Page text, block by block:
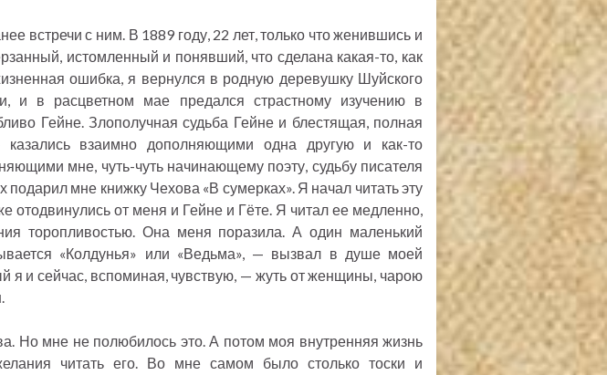
встречи с ним. В 1889 году, 22 лет, только что женившись и
истомленный и понявший, что сделана какая-то, как
ошибка, я вернулся в родную деревушку Шуйского
и в расцветном мае предался страстному изучению в
Гейне. Злополучная судьба Гейне и блестящая, полная
казались взаимно дополняющими одна другую и как-то
мне, чуть-чуть начинающему поэту, судьбу писателя
подарил мне книжку Чехова «В сумерках». Я начал читать эту
отодвинулись от меня и Гейне и Гёте. Я читал ее медленно,
торопливостью. Она меня поразила. А один маленький
«Колдунья» или «Ведьма», — вызвал в душе моей
я и сейчас, вспоминая, чувствую, — жуть от женщины, чарою
Но мне не полюбилось это. А потом моя внутренняя жизнь
читать его. Во мне самом было столько тоски и